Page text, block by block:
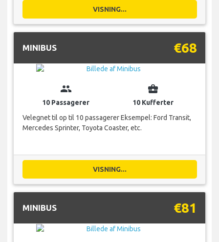
VISNING...
MINIBUS €68
group
10 Passagerer
business_center
10 Kufferter
Velegnet til op til 10 passagerer Eksempel: Ford Transit,
Mercedes Sprinter, Toyota Coaster, etc.
VISNING...
MINIBUS €81